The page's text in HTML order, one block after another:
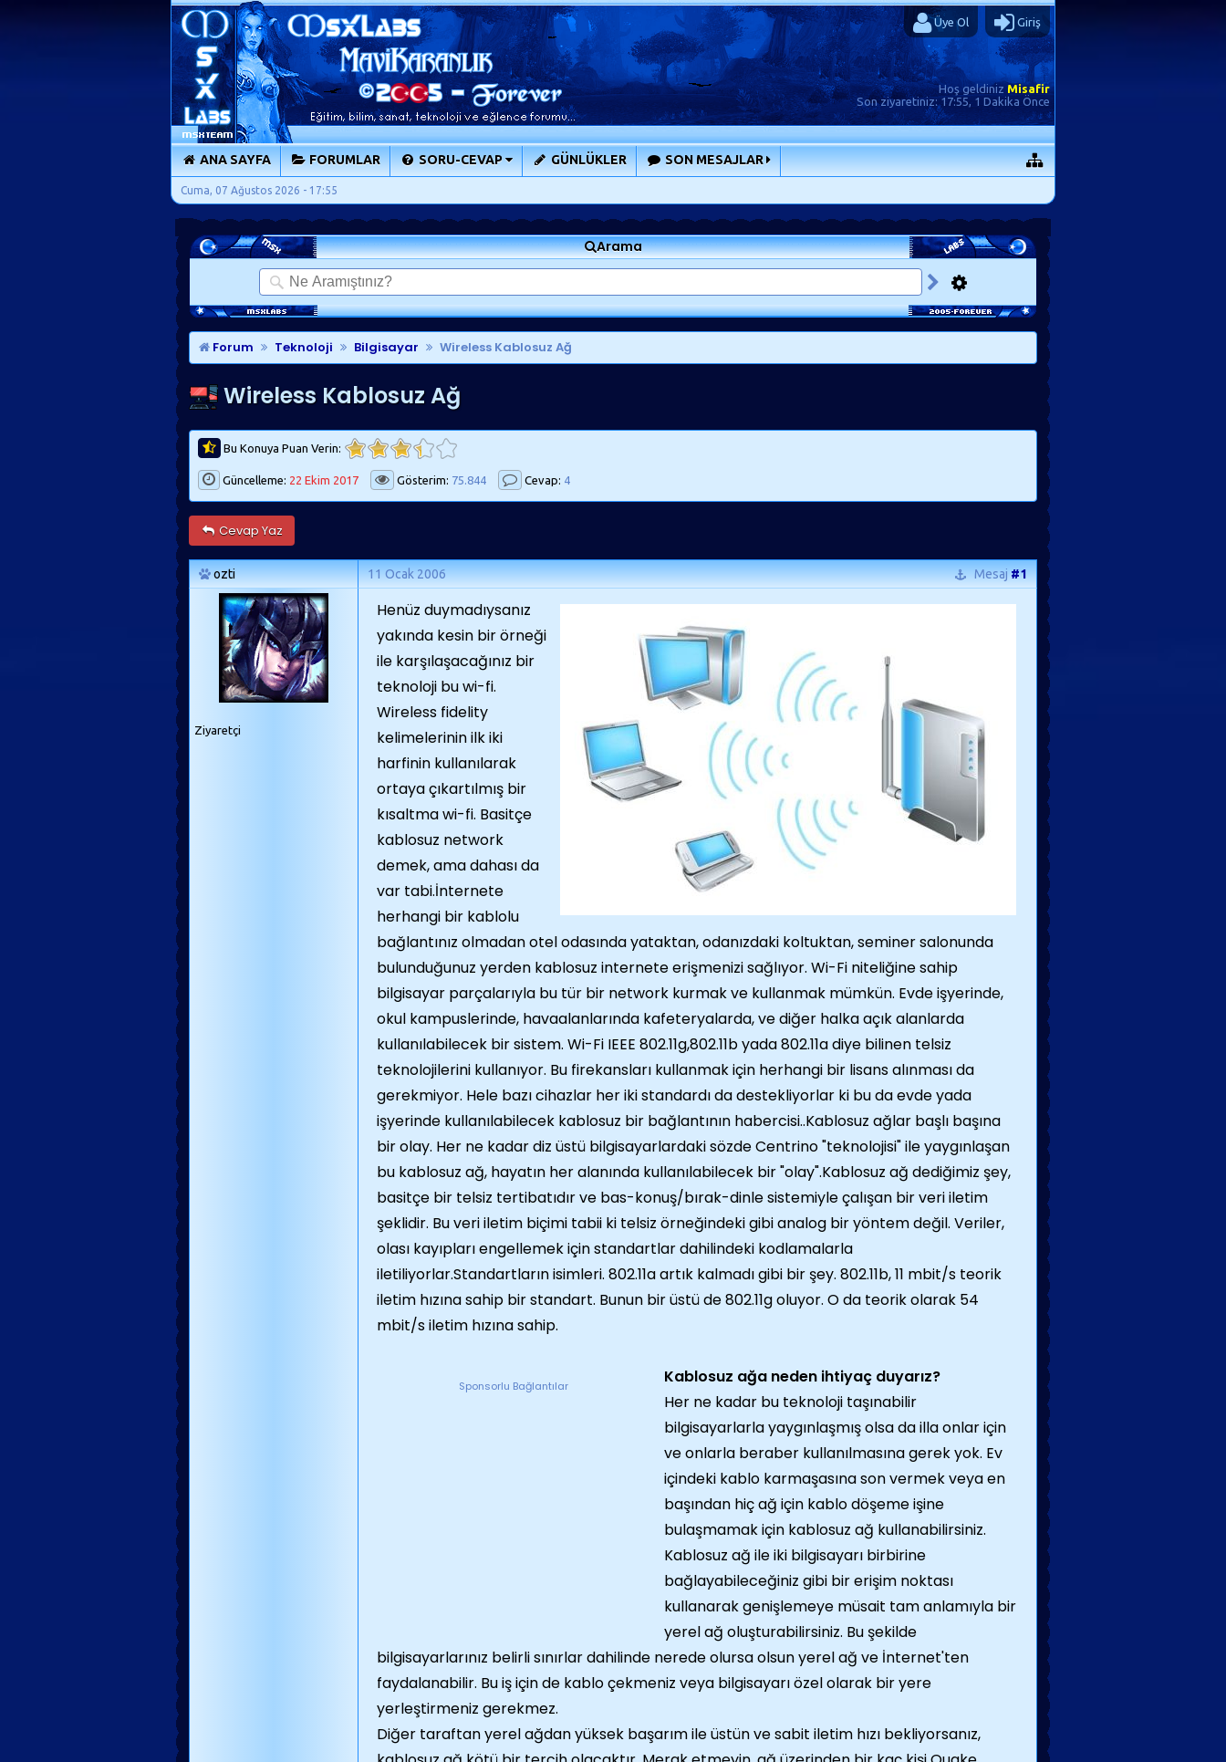
Üye Ol Giriş
Hoş geldiniz Misafir
Son ziyaretiniz:17:55, 1 Dakika Önce
ANA SAYFA FORUMLAR SORU-CEVAP GÜNLÜKLER SON MESAJLAR
Cuma, 07 Ağustos 2026 - 17:55
Arama
Forum Teknoloji Bilgisayar Wireless Kablosuz Ağ
Wireless Kablosuz Ağ
Bu Konuya Puan Verin:
Güncelleme: 22 Ekim 2017 Gösterim: 75.844 Cevap: 4
Cevap Yaz
ozti 11 Ocak 2006 Mesaj#1
Ziyaretçi
Henüz duymadıysanız
yakında kesin bir örneği
ile karşılaşacağınız bir
teknoloji bu wi-fi.
Wireless fidelity
kelimelerinin ilk iki
harfinin kullanılarak
ortaya çıkartılmış bir
kısaltma wi-fi. Basitçe
kablosuz network
demek, ama dahası da
var tabi.İnternete
herhangi bir kablolu
bağlantınız olmadan otel odasında yataktan, odanızdaki koltuktan, seminer salonunda
bulunduğunuz yerden kablosuz internete erişmenizi sağlıyor. Wi-Fi niteliğine sahip
bilgisayar parçalarıyla bu tür bir network kurmak ve kullanmak mümkün. Evde işyerinde,
okul kampuslerinde, havaalanlarında kafeteryalarda, ve diğer halka açık alanlarda
kullanılabilecek bir sistem. Wi-Fi IEEE 802.11g,802.11b yada 802.11a diye bilinen telsiz
teknolojilerini kullanıyor. Bu firekansları kullanmak için herhangi bir lisans alınması da
gerekmiyor. Hele bazı cihazlar her iki standardı da destekliyorlar ki bu da evde yada
işyerinde kullanılabilecek kablosuz bir bağlantının habercisi..Kablosuz ağlar başlı başına
bir olay. Her ne kadar diz üstü bilgisayarlardaki sözde Centrino "teknolojisi" ile yaygınlaşan
bu kablosuz ağ, hayatın her alanında kullanılabilecek bir "olay".Kablosuz ağ dediğimiz şey,
basitçe bir telsiz tertibatıdır ve bas-konuş/bırak-dinle sistemiyle çalışan bir veri iletim
şeklidir. Bu veri iletim biçimi tabii ki telsiz örneğindeki gibi analog bir yöntem değil. Veriler,
olası kayıpları engellemek için standartlar dahilindeki kodlamalarla
iletiliyorlar.Standartların isimleri. 802.11a artık kalmadı gibi bir şey. 802.11b, 11 mbit/s teorik
iletim hızına sahip bir standart. Bunun bir üstü de 802.11g oluyor. O da teorik olarak 54
mbit/s iletim hızına sahip.
Sponsorlu Bağlantılar
Kablosuz ağa neden ihtiyaç duyarız?
Her ne kadar bu teknoloji taşınabilir
bilgisayarlarla yaygınlaşmış olsa da illa onlar için
ve onlarla beraber kullanılmasına gerek yok. Ev
içindeki kablo karmaşasına son vermek veya en
başından hiç ağ için kablo döşeme işine
bulaşmamak için kablosuz ağ kullanabilirsiniz.
Kablosuz ağ ile iki bilgisayarı birbirine
bağlayabileceğiniz gibi bir erişim noktası
kullanarak genişlemeye müsait tam anlamıyla bir
yerel ağ oluşturabilirsiniz. Bu şekilde
bilgisayarlarınız belirli sınırlar dahilinde nerede olursa olsun yerel ağ ve İnternet'ten
faydalanabilir. Bu iş için de kablo çekmeniz veya bilgisayarı özel olarak bir yere
yerleştirmeniz gerekmez.
Diğer taraftan yerel ağdan yüksek başarım ile üstün ve sabit iletim hızı bekliyorsanız,